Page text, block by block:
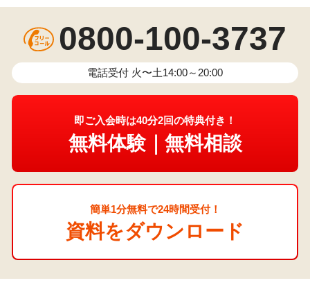
0800-100-3737
電話受付 火〜土14:00～20:00
即ご入会時は40分2回の特典付き！
無料体験｜無料相談
簡単1分無料で24時間受付！
資料をダウンロード